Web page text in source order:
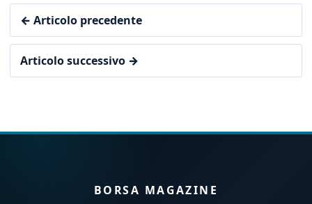
← Articolo precedente
Articolo successivo →
BORSA MAGAZINE